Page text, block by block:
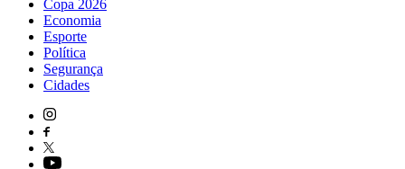
Copa 2026
Economia
Esporte
Política
Segurança
Cidades